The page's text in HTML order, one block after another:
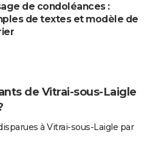
de condoléances :
de textes et modèle de
de Vitrai-sous-Laigle
à Vitrai-sous-Laigle par